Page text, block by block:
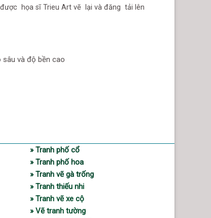
họa sĩ Trieu Art vẽ lại và đăng tải lên
sâu và độ bền cao
» Tranh phố cổ
» Tranh phố hoa
» Tranh vẽ gà trống
» Tranh thiếu nhi
» Tranh vẽ xe cộ
» Vẽ tranh tường